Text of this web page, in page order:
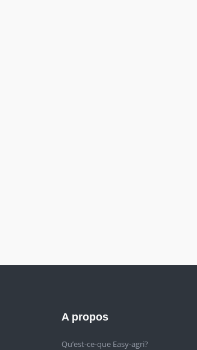
A propos
Qu’est-ce-que Easy-agri?